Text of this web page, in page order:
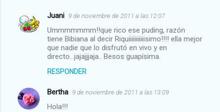
Juani 9 de noviembre de 2011 a las 12:07
Ummmmmmm!!que rico ese puding, razón
tiene Bibiana al decir Riquiiiiiiiiiiisimo!!!! ella mejor
que nadie que lo disfrutó en vivo y en
directo...jajajjjaja.. Besos guapísima.
RESPONDER
Bertha 9 de noviembre de 2011 a las 13:09
Hola!!!